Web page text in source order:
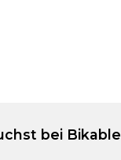
bei Bikable